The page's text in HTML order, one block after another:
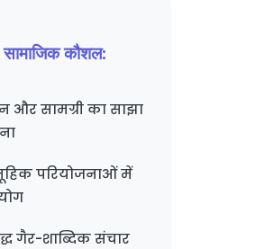
कौशल:
और सामग्री का साझा
परियोजनाओं में
गैर-शाब्दिक संचार